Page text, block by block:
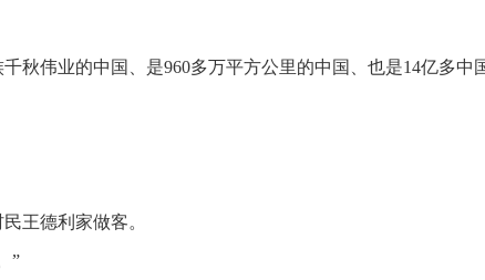
秋伟业的中国、是960多万平方公里的中国、也是14亿多中
王德利家做客。
”